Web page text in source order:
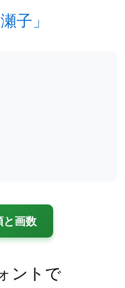
子」
と画数
ントで